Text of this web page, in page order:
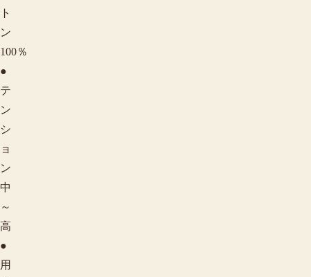
ト
ン
100％
●
テ
ン
シ
ョ
ン
中
～
高
●
用